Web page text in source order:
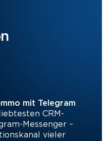
mit Telegram
CRM-
Messenger –
vieler